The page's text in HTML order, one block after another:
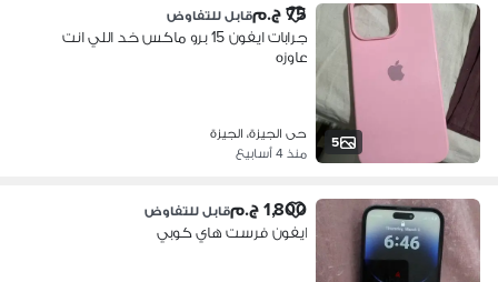
5
75 ج.م قابل للتفاوض
جرابات ايفون 15 برو ماكس خد اللي انت
عاوزه
حى الجيزة، الجيزة
منذ 4 أسابيع
1,800 ج.م قابل للتفاوض
ايفون فرست هاي كوبي